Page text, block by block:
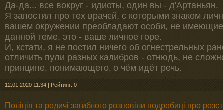
Да-да... все вокруг - идиоты, один вы - д'Артаньян.
Я запостил про тех врачей, с которыми знаком
вашем окружении преобладают особи, не
данной теме, это - ваше личное горе.
И, кстати, я не постил ничего об огнестрельных
отличить пули разных калибров - отнюдь, не
принципе, понимающего, о чём идёт речь.
12.01.2020 11:34 | Рейтинг: 0
Поліція та родичі загиблого розповіли подробиці про